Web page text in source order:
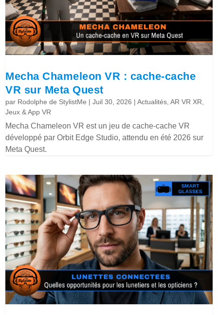
Mecha Chameleon VR : cache-cache
VR sur Meta Quest
par Rodolphe de StylistMe |Juil 30, 2026 |Actualités ,AR VR XR
Jeux & App VR
Mecha Chameleon VR est un jeu de cache-cache VR
développé par Orbit Edge Studio, attendu en été 2026 sur
Meta Quest.